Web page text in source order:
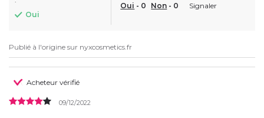
Oui
Oui - 0 Non - 0 Signaler
Publié à l'origine sur nyxcosmetics.fr
Acheteur vérifié
09/12/2022